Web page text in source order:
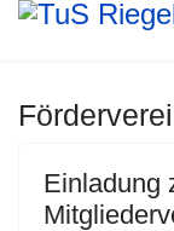
Einladung